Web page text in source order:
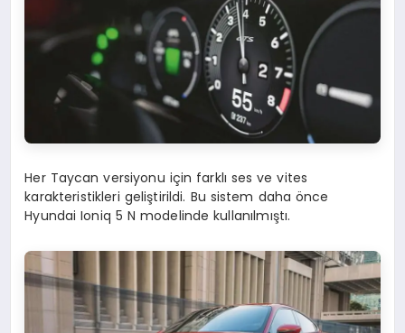
Her Taycan versiyonu için farklı ses ve vites
karakteristikleri geliştirildi. Bu sistem daha önce
Hyundai Ioniq 5 N modelinde kullanılmıştı.